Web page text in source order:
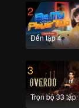
110
112
114
2
Đến tập 4
3
Trọn bộ 33 tập